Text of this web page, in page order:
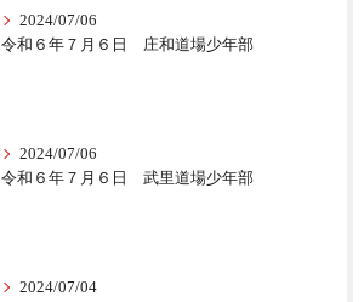
2024/07/06
令和６年７月６日 庄和道場少年部
2024/07/06
令和６年７月６日 武里道場少年部
2024/07/04